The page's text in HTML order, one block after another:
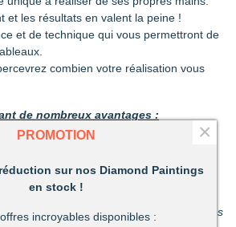
et les résultats en valent la peine !
et de technique qui vous permettront de
combien votre réalisation vous
de nombreux avantages :
:
en divergeant votre attention du
:
rien n’est plus satisfaisant que le
chose d’harmonieux de ses propres
PROMOTION
sur nos Diamond Paintings
en stock !
incroyables disponibles :
×